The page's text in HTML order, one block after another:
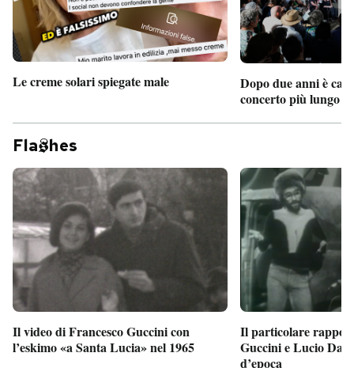
Le creme solari spiegate male
Dopo due anni è
concerto più lungo
Fla hes
Il video di Francesco Guccini con
l’eskimo «a Santa Lucia» nel 1965
Il particolare
Guccini e Lucio
d’epoca